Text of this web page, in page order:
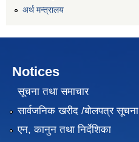
अर्थ मन्त्रालय
Notices
सूचना तथा समाचार
सार्वजनिक खरीद /बोलपत्र सूचना
एन, कानुन तथा निर्देशिका